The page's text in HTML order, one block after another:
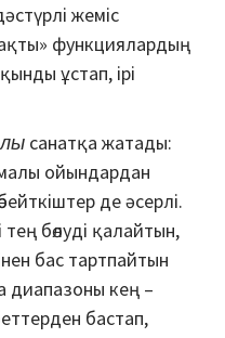
жеміс
функциялардың
ұстап, ірі
санатқа жатады:
ойындардан
де әсерлі.
бөлуді қалайтын,
бас тартпайтын
диапазоны кең –
бастап,